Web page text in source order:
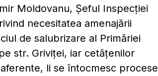
Moldovanu, Șeful Inspecției
necesitatea amenajării
de salubrizare al Primăriei
str. Griviței, iar cetățenilor
li se întocmesc procese